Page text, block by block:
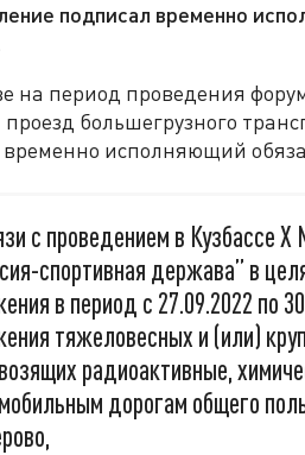
подписал временно
на период проведения
большегрузного
исполняющий
с проведением в Кузбассе
спортивная держава” в
в период с 27.09.2022 по
тяжеловесных и (или)
радиоактивные,
дорогам общего